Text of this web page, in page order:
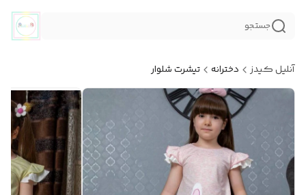
جستجو
آنلیل کیدز دخترانه تیشرت شلوار